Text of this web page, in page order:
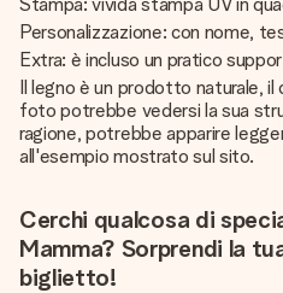
Personalizzazione: con nome,
Extra: è incluso un pratico
Il legno è un prodotto naturale, il
foto potrebbe vedersi la sua
ragione, potrebbe apparire
all'esempio mostrato sul sito.
Cerchi qualcosa di
Mamma? Sorprendi la
biglietto!